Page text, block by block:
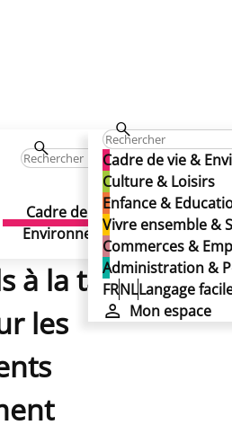
Cadre de vie &
Culture & Loisirs
Enfance &
Vivre ensemble &
Commerces &
Administration &
FRNLLangage
Mon espace
Cadre de vie &
Environnement
Culture
Loisirs
centimes additionnels à la
taxe fixant
à la taxe
les